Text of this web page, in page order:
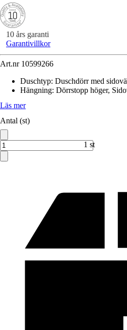
10 års garanti
Garantivillkor
Art.nr 10599266
Duschtyp: Duschdörr med
Hängning: Dörrstopp höger,
Läs mer
Antal (st)
1 st